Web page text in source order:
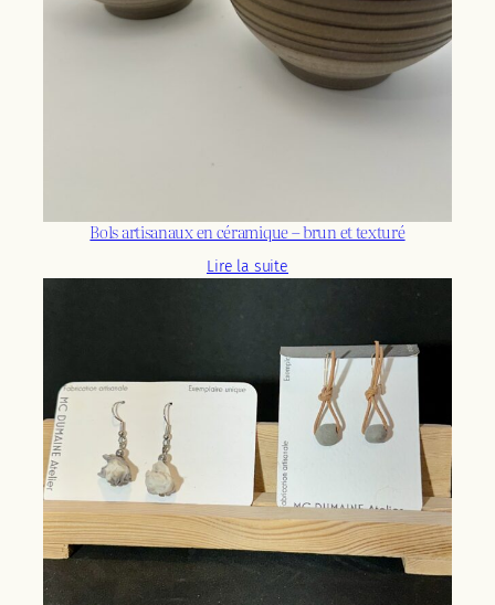
Bols artisanaux en céramique – brun et texturé
Lire la suite